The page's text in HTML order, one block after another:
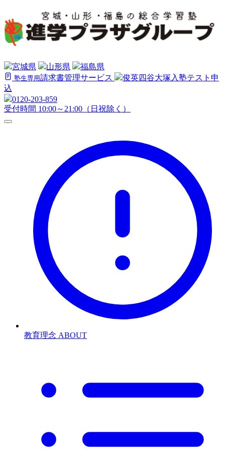
宮城県 山形県 福島県
塾生専用請求書管理サービス 俊英四谷大塚 入塾テスト申
込
0120-203-859
受付時間 10:00～21:00（日祝除く）
教育理念 ABOUT